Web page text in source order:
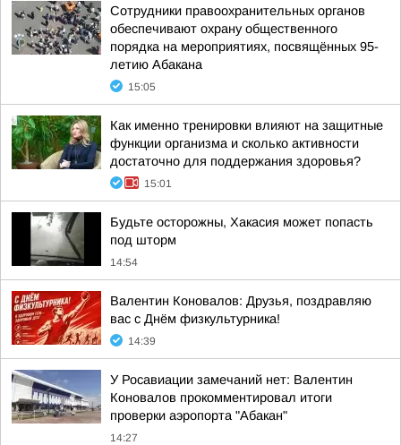
Сотрудники правоохранительных органов
обеспечивают охрану общественного
порядка на мероприятиях, посвящённых 95-
летию Абакана
15:05
Как именно тренировки влияют на защитные
функции организма и сколько активности
достаточно для поддержания здоровья?
15:01
Будьте осторожны, Хакасия может попасть
под шторм
14:54
Валентин Коновалов: Друзья, поздравляю
вас с Днём физкультурника!
14:39
У Росавиации замечаний нет: Валентин
Коновалов прокомментировал итоги
проверки аэропорта "Абакан"
14:27